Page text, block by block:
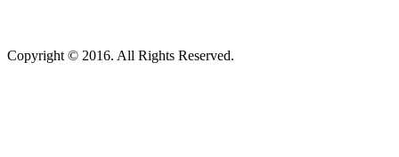
Copyright © 2016. All Rights Reserved.